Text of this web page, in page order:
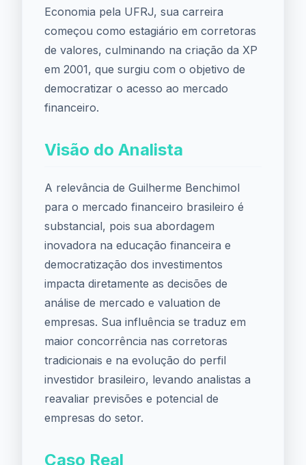
Economia pela UFRJ, sua carreira
começou como estagiário em corretoras
de valores, culminando na criação da XP
em 2001, que surgiu com o objetivo de
democratizar o acesso ao mercado
financeiro.
Visão do Analista
A relevância de Guilherme Benchimol
para o mercado financeiro brasileiro é
substancial, pois sua abordagem
inovadora na educação financeira e
democratização dos investimentos
impacta diretamente as decisões de
análise de mercado e valuation de
empresas. Sua influência se traduz em
maior concorrência nas corretoras
tradicionais e na evolução do perfil
investidor brasileiro, levando analistas a
reavaliar previsões e potencial de
empresas do setor.
Caso Real